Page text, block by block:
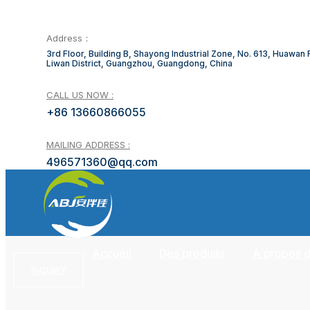
Address：
3rd Floor, Building B, Shayong Industrial Zone, No. 613, Huawan
Liwan District, Guangzhou, Guangdong, China
CALL US NOW :
+86 13660866055
MAILING ADDRESS :
496571360@qq.com